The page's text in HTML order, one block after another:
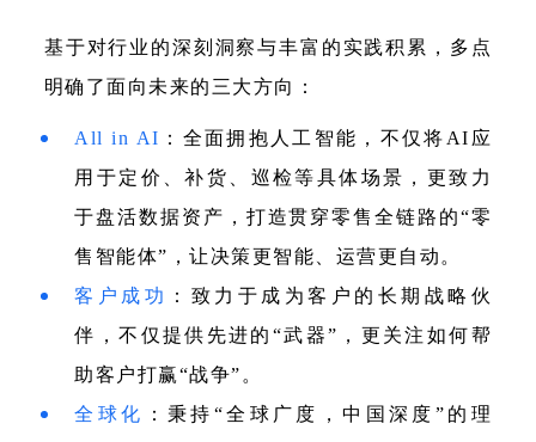
基于对行业的深刻洞察与丰富的实践积累，多点
明确了面向未来的三大方向：
All in AI ：全面拥抱人工智能，不仅将AI应
用于定价、补货、巡检等具体场景，更致力
于盘活数据资产，打造贯穿零售全链路的“零
售智能体”，让决策更智能、运营更自动。
客户成功
：致力于成为客户的长期战略伙
伴，不仅提供先进的“武器”，更关注如何帮
助客户打赢“战争”。
全球化
：秉持“全球广度，中国深度”的理